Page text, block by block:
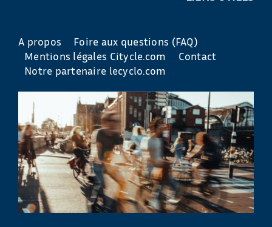
A propos
Foire aux questions (FAQ)
Mentions légales Citycle.com
Contact
Notre partenaire lecyclo.com